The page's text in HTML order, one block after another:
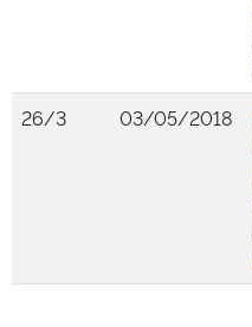
26/3
03/05/2018